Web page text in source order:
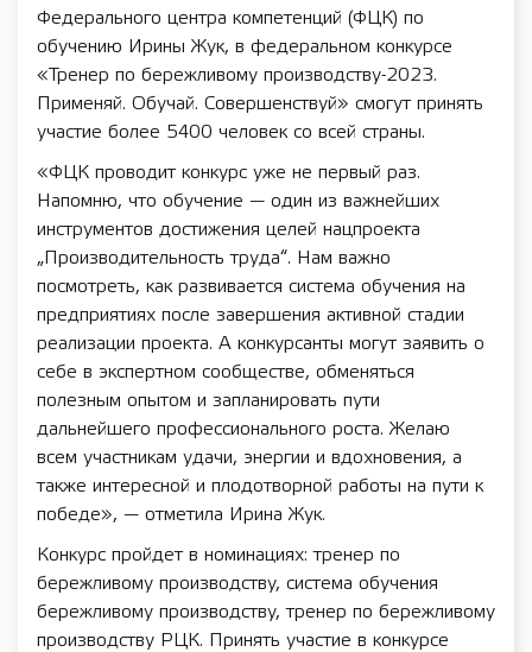
Федерального центра компетенций (ФЦК) по
обучению Ирины Жук, в федеральном конкурсе
«Тренер по бережливому производству-2023.
Применяй. Обучай. Совершенствуй» смогут принять
участие более 5400 человек со всей страны.
«ФЦК проводит конкурс уже не первый раз.
Напомню, что обучение — один из важнейших
инструментов достижения целей нацпроекта
„Производительность труда“. Нам важно
посмотреть, как развивается система обучения на
предприятиях после завершения активной стадии
реализации проекта. А конкурсанты могут заявить о
себе в экспертном сообществе, обменяться
полезным опытом и запланировать пути
дальнейшего профессионального роста. Желаю
всем участникам удачи, энергии и вдохновения, а
также интересной и плодотворной работы на пути к
победе», — отметила Ирина Жук.
Конкурс пройдет в номинациях: тренер по
бережливому производству, система обучения
бережливому производству, тренер по бережливому
производству РЦК. Принять участие в конкурсе